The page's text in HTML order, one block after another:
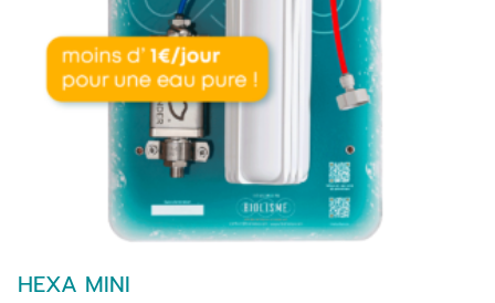
HEXA MINI